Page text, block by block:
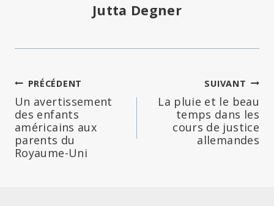
Jutta Degner
Navigation
de
l’article
PRÉCÉDENT
Un avertissement
des enfants
américains aux
parents du
Royaume-Uni
SUIVANT
La pluie et le beau
temps dans les
cours de justice
allemandes